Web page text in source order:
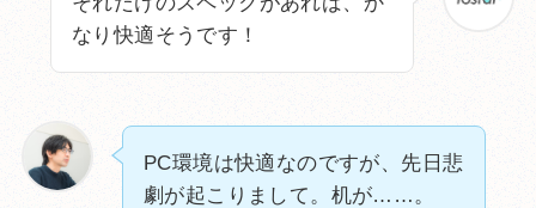
なり快適そうです！
PC環境は快適なのですが、先日悲
劇が起こりまして。机が……。